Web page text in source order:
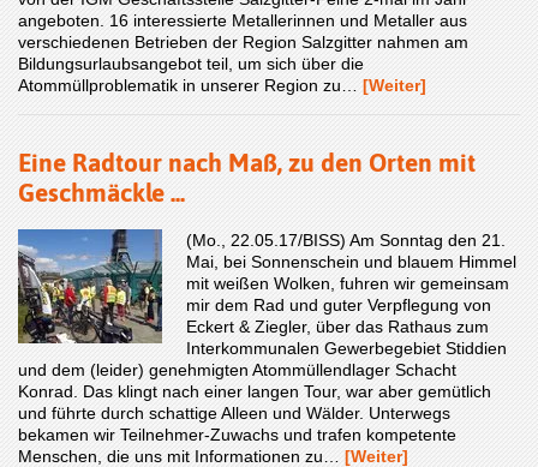
angeboten. 16 interessierte Metallerinnen und Metaller aus
verschiedenen Betrieben der Region Salzgitter nahmen am
Bildungsurlaubsangebot teil, um sich über die
Atommüllproblematik in unserer Region zu… [Weiter]
Eine Radtour nach Maß, zu den Orten mit
Geschmäckle ...
(Mo., 22.05.17/BISS) Am Sonntag den 21.
Mai, bei Sonnenschein und blauem Himmel
mit weißen Wolken, fuhren wir gemeinsam
mir dem Rad und guter Verpflegung von
Eckert & Ziegler, über das Rathaus zum
Interkommunalen Gewerbegebiet Stiddien
und dem (leider) genehmigten Atommüllendlager Schacht
Konrad. Das klingt nach einer langen Tour, war aber gemütlich
und führte durch schattige Alleen und Wälder. Unterwegs
bekamen wir Teilnehmer-Zuwachs und trafen kompetente
Menschen, die uns mit Informationen zu… [Weiter]